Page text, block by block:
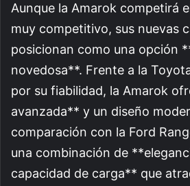
Aunque la Amarok competirá
muy competitivo, sus nuevas
posicionan como una opción
novedosa**. Frente a la
por su fiabilidad, la Amarok
avanzada** y un diseño
comparación con la Ford
una combinación de
capacidad de carga** que